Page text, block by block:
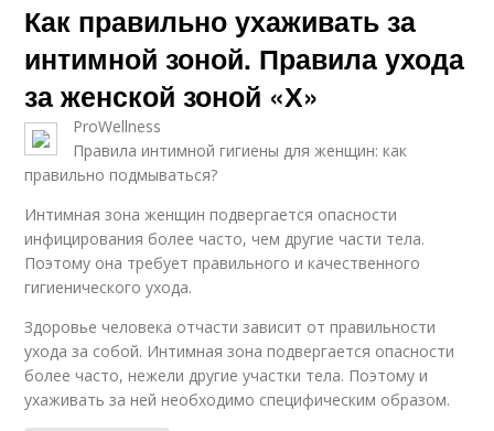
Как правильно ухаживать за
интимной зоной. Правила ухода
за женской зоной «Х»
ProWellness
Правила интимной гигиены для женщин: как
правильно подмываться?
Интимная зона женщин подвергается опасности
инфицирования более часто, чем другие части тела.
Поэтому она требует правильного и качественного
гигиенического ухода.
Здоровье человека отчасти зависит от правильности
ухода за собой. Интимная зона подвергается опасности
более часто, нежели другие участки тела. Поэтому и
ухаживать за ней необходимо специфическим образом.